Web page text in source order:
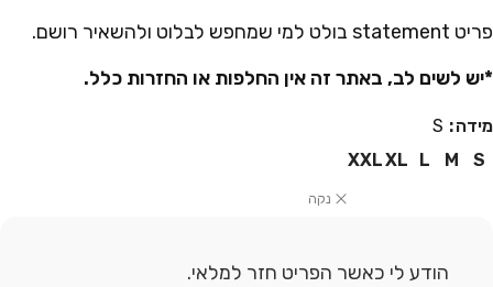
פריט statement בולט למי שמחפש לבלוט ולהשאיר רושם.
*יש לשים לב, באתר זה אין החלפות או החזרות כלל.
מידה
S
S
M
L
XL
XXL
נקה
הודע לי כאשר הפריט חזר למלאי.